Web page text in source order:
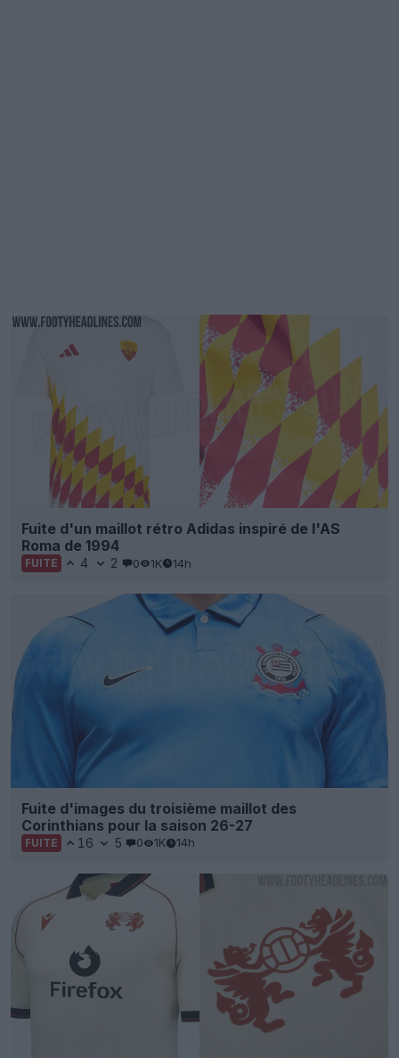
Fuite d'un maillot rétro Adidas inspiré de l'AS
Roma de 1994
FUITE 4 2 0 1K 14h
Fuite d'images du troisième maillot des
Corinthians pour la saison 26-27
FUITE 16 5 0 1K 14h